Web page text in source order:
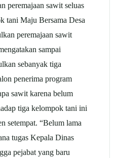
peremajaan sawit seluas
tani Maju Bersama Desa
peremajaan sawit
sampai
sebanyak tiga
penerima program
sawit karena belum
tiga kelompok tani ini
setempat. “Belum lama
tugas Kepala Dinas
pejabat yang baru